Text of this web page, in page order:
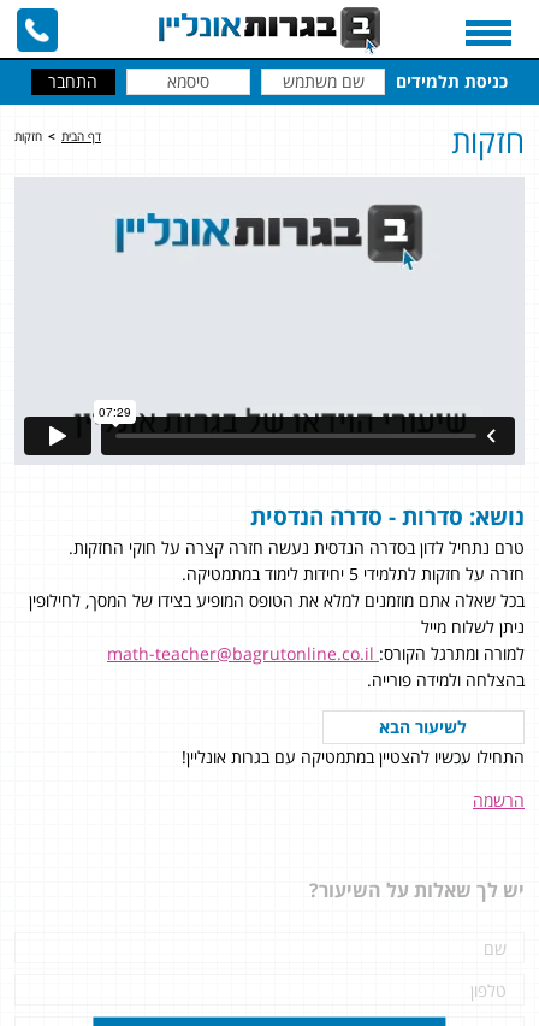
כניסת תלמידים
דף הבית > חזקות חזקות
נושא: סדרות - סדרה הנדסית
טרם נתחיל לדון בסדרה הנדסית נעשה חזרה קצרה על חוקי החזקות.
חזרה על חזקות לתלמידי 5 יחידות לימוד במתמטיקה.
בכל שאלה אתם מוזמנים למלא את הטופס המופיע בצידו של המסך, לחילופין
ניתן לשלוח מייל
למורה ומתרגל הקורס:
בהצלחה ולמידה פורייה.
לשיעור הבא
התחילו עכשיו להצטיין במתמטיקה עם בגרות אונליין!
הרשמה
יש לך שאלות על השיעור?